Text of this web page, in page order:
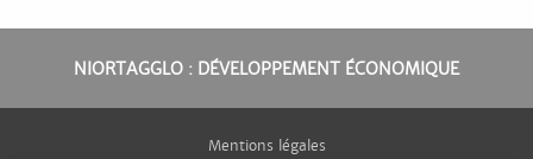
NIORTAGGLO : DÉVELOPPEMENT ÉCONOMIQUE
Mentions légales